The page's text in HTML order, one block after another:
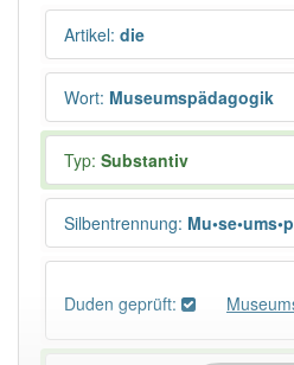
Artikel: die
Wort: Museumspädagogik
Typ: Substantiv
Silbentrennung:
Duden geprüft: